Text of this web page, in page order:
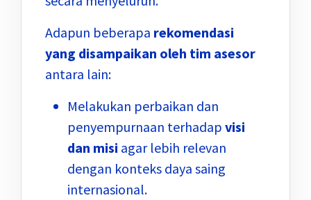
Adapun beberapa rekomendasi
yang disampaikan oleh tim asesor
antara lain:
Melakukan perbaikan dan
penyempurnaan terhadap visi
dan misi agar lebih relevan
dengan konteks daya saing
internasional.